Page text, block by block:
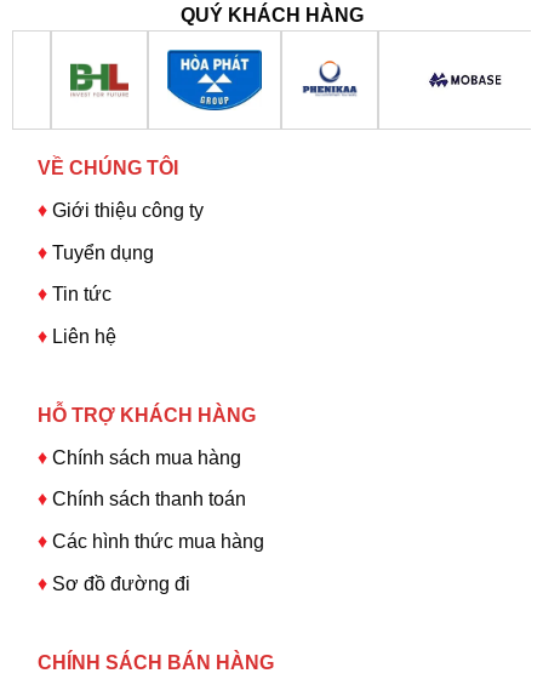
QUÝ KHÁCH HÀNG
VỀ CHÚNG TÔI
♦ Giới thiệu công ty
♦Tuyển dụng
♦ Tin tức
♦ Liên hệ
HỖ TRỢ KHÁCH HÀNG
♦Chính sách mua hàng
♦ Chính sách thanh toán
♦ Các hình thức mua hàng
♦ Sơ đồ đường đi
CHÍNH SÁCH BÁN HÀNG